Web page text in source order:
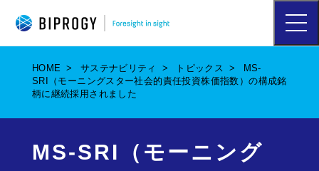
ハ
ン
ガ
ニ
HOME サステナビリティ トピックス
MS-
SRI（モーニングスター社会的責任投資株価指数）の構成銘
柄に継続採用されました
MS-SRI（モーニング